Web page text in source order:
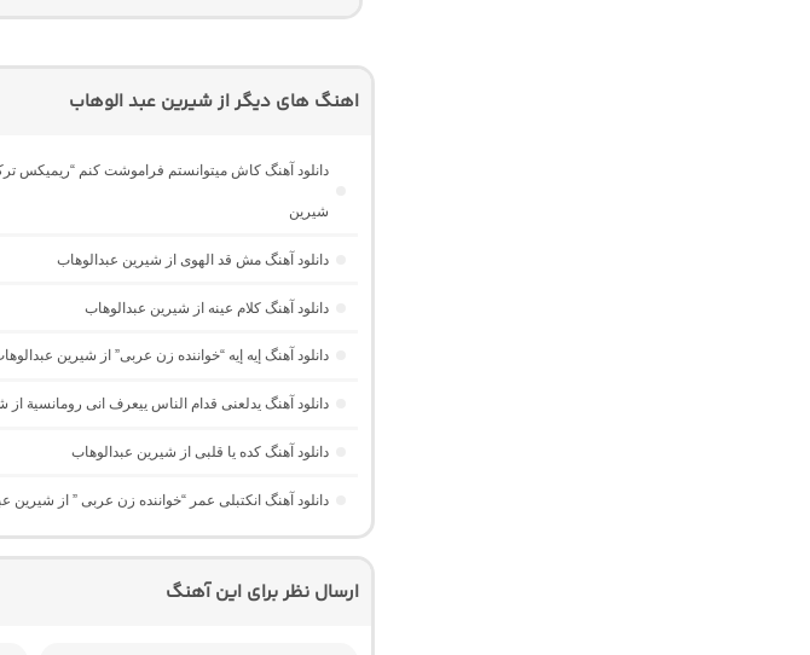
اهنگ های دیگر از شیرین عبد الوهاب
دانلود آهنگ کاش میتوانستم فراموشت کنم “ریمیکس
شیرین
دانلود آهنگ مش قد الهوی از شیرین عبدالوهاب
دانلود آهنگ کلام عینه از شیرین عبدالوهاب
دانلود آهنگ إیه إیه “خواننده زن عربی” از شیرین
دانلود آهنگ یدلعنی قدام الناس ییعرف انی رومانسیة از
دانلود آهنگ کده یا قلبی از شیرین عبدالوهاب
دانلود آهنگ انکتبلی عمر “خواننده زن عربی ” از شیرین
ارسال نظر برای این آهنگ